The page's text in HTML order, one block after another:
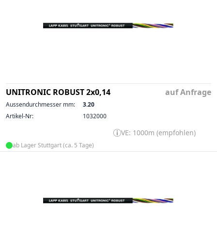
UNITRONIC ROBUST 2x0,14 auf Anfrage
Aussendurchmesser mm:
3.20
Artikel-Nr:
1032000
VE: 1000m (empfohlen)
ab Lager Stuttgart (ca. 5 Tage)